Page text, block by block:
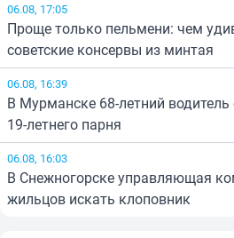
06.08, 17:05
Проще только пельмени: чем
советские консервы из минтая
06.08, 16:39
В Мурманске 68-летний
19-летнего парня
06.08, 16:03
В Снежногорске управляющая
жильцов искать клоповник